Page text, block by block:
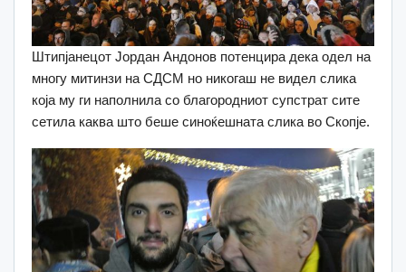
Штипјанецот Јордан Андонов потенцира дека одел на
многу митинзи на СДСМ но никогаш не видел слика
која му ги наполнила со благородниот супстрат сите
сетила каква што беше синоќешната слика во Скопје.